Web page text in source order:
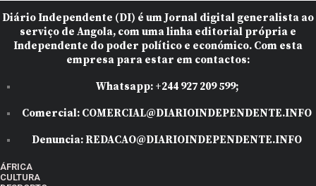
Diário Independente (DI) é um Jornal digital generalista ao
serviço de Angola, com uma linha editorial própria e
Independente do poder político e económico. Com esta
empresa para estar em contactos:
Whatsapp:+244 927 209 599;
Comercial: COMERCIAL@DIARIOINDEPENDENTE.INFO
Denuncia:REDACAO@DIARIOINDEPENDENTE.INFO
ÁFRICA
CULTURA